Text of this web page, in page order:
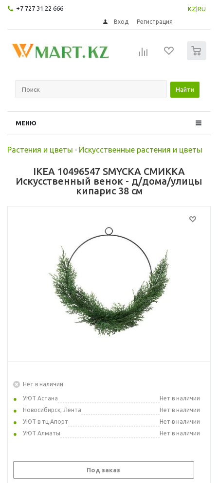
+7 727 31 22 666 KZ RU
Вход Регистрация
Найти
МЕНЮ
Растения и цветы - Искусственные растения и цветы
IKEA 10496547 SMYCKA СМИККА
Искусственный венок - д/дома/улицы
кипарис 38 см
Нет в наличии
УЮТ Астана
Нет в наличии
Новосибирск, Лента
Нет в наличии
УЮТ в тц Апорт
Нет в наличии
УЮТ Алматы
Нет в наличии
Под заказ